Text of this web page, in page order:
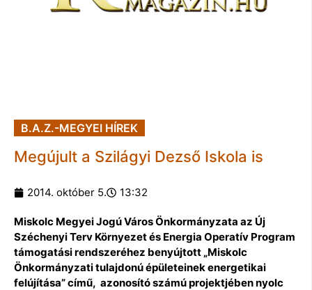
B.A.Z.-MEGYEI HÍREK
Megújult a Szilágyi Dezső Iskola is
2014. október 5. 13:32
Miskolc Megyei Jogú Város Önkormányzata az Új
Széchenyi Terv Környezet és Energia Operatív Program
támogatási rendszeréhez benyújtott „Miskolc
Önkormányzati tulajdonú épületeinek energetikai
felújítása” című, azonosító számú projektjében nyolc